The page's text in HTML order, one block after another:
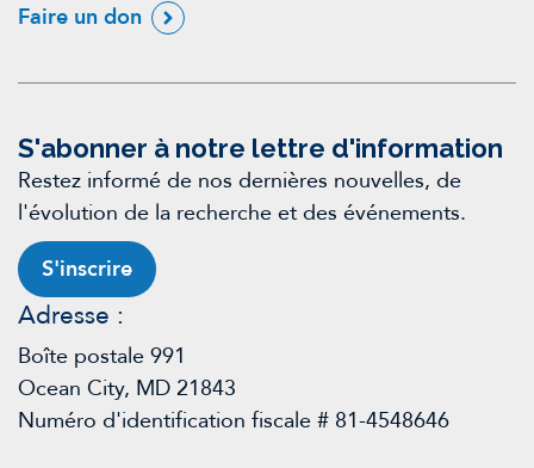
Faire un don
S'abonner à notre lettre d'information
Restez informé de nos dernières nouvelles, de
l'évolution de la recherche et des événements.
S'inscrire
Adresse :
Boîte postale 991
Ocean City, MD 21843
Numéro d'identification fiscale # 81-4548646